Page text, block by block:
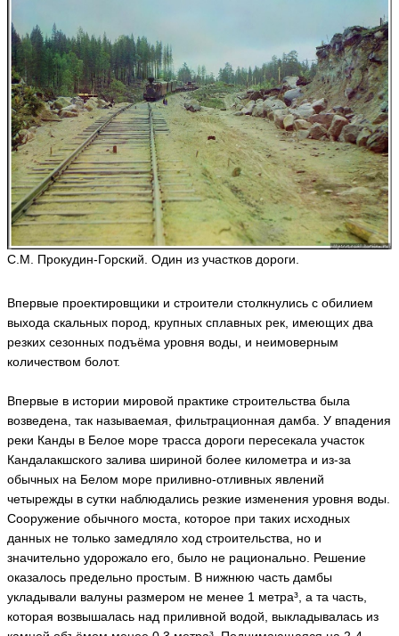
а
й
н
у
р
M
a
y
n
ur
е
н
o
o
x
М
а
р
и
or
a
С.М. Прокудин-Горский. Один из участков дороги.
Впервые проектировщики и строители столкнулись с обилием
выхода скальных пород, крупных сплавных рек, имеющих два
резких сезонных подъёма уровня воды, и неимоверным
количеством болот.
Впервые в истории мировой практике строительства была
возведена, так называемая, фильтрационная дамба. У впадения
реки Канды в Белое море трасса дороги пересекала участок
Кандалакшского залива шириной более километра и из-за
обычных на Белом море приливно-отливных явлений
четырежды в сутки наблюдались резкие изменения уровня воды.
Сооружение обычного моста, которое при таких исходных
данных не только замедляло ход строительства, но и
значительно удорожало его, было не рационально. Решение
оказалось предельно простым. В нижнюю часть дамбы
укладывали валуны размером не менее 1 метра³, а та часть,
которая возвышалась над приливной водой, выкладывалась из